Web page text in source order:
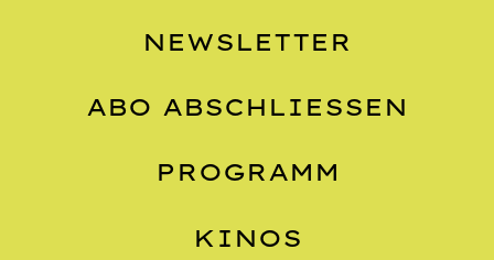
NEWSLETTER
ABO ABSCHLIESSEN
PROGRAMM
KINOS